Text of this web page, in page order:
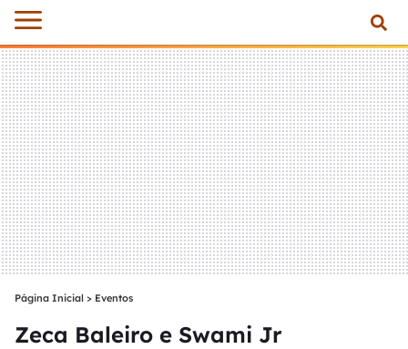
Página Inicial > Eventos
Zeca Baleiro e Swami Jr